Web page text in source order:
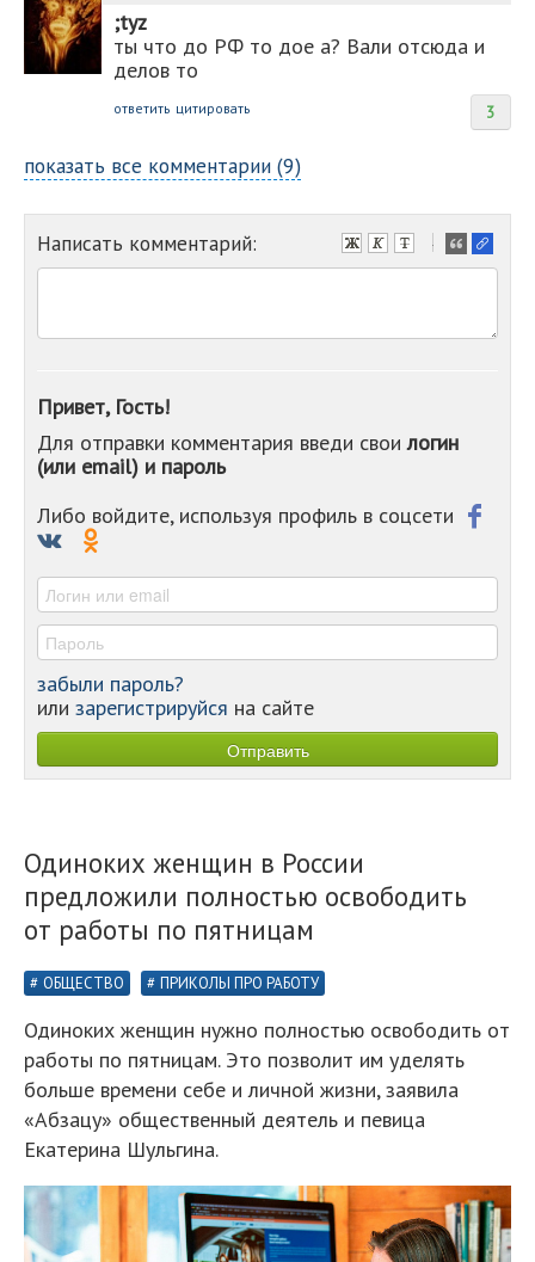
;tyz
ты что до РФ то дое а? Вали отсюда и
делов то
3
ответить цитировать
показать все комментарии (9)
Написать комментарий:
-
-
-
-
-
Привет, Гость!
Для отправки комментария введи своилогин
(или email) и пароль
Либо войдите, используя профиль в соцсети
забыли пароль?
или зарегистрируйся на сайте
Одиноких женщин в России
предложили полностью освободить
от работы по пятницам
ОБЩЕСТВО ПРИКОЛЫ ПРО РАБОТУ
Одиноких женщин нужно полностью освободить от
работы по пятницам. Это позволит им уделять
больше времени себе и личной жизни, заявила
«Абзацу» общественный деятель и певица
Екатерина Шульгина.